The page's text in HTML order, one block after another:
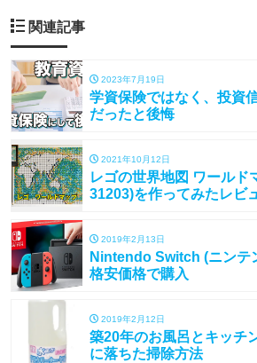
関連記事
2023年7月19日
学資保険ではなく、投資
だったと後悔
2021年10月12日
レゴの世界地図 ワールド
31203)を作ってみたレビ
2019年2月13日
Nintendo Switch (ニンテ
格安価格で購入
2019年2月12日
築20年のお風呂とキッチ
に落ちた掃除方法